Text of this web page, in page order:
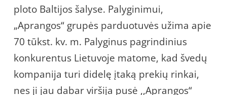
ploto Baltijos šalyse. Palyginimui,
„Aprangos“ grupės parduotuvės užima apie
70 tūkst. kv. m. Palyginus pagrindinius
konkurentus Lietuvoje matome, kad švedų
kompanija turi didelę įtaką prekių rinkai,
nes ji jau dabar viršija pusė ,,Aprangos“